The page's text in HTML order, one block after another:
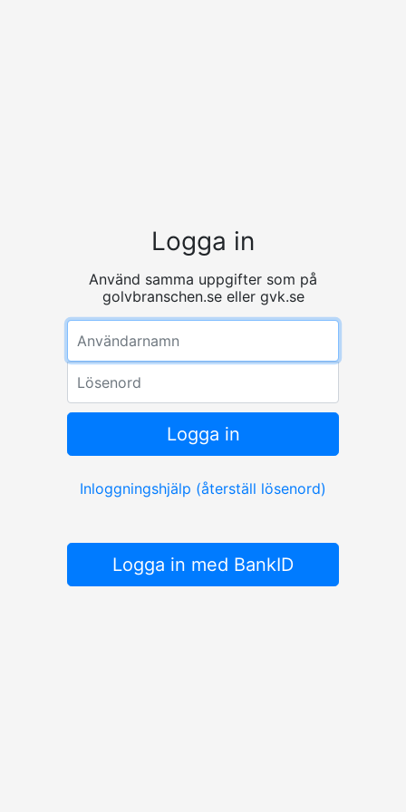
Logga in
Använd samma uppgifter som på
golvbranschen.se eller gvk.se
Logga in
Inloggningshjälp (återställ lösenord)
Logga in med BankID